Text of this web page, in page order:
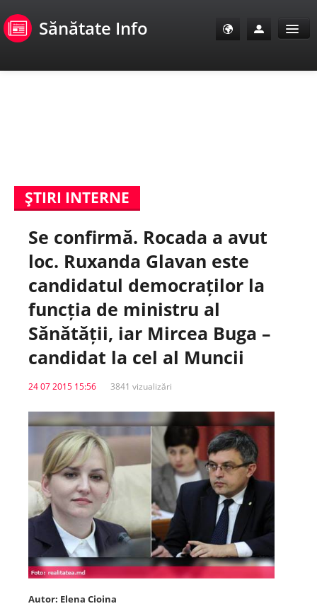
Sănătate Info
E-Sănătate Pacienți
E-Sănătate Medici
E-Sănătate Instituții
Tuberculoza Info
Spitale.MD
Centrul PAS
Școala E-Sănătate
SanoTeca
ŞTIRI INTERNE
Se confirmă. Rocada a avut
loc. Ruxanda Glavan este
candidatul democraților la
funcția de ministru al
Sănătății, iar Mircea Buga –
candidat la cel al Muncii
24 07 2015 15:56 3841 vizualizări
Autor: Elena Cioina